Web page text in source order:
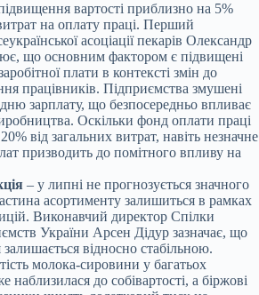
вартості приблизно на 5%
на оплату праці. Перший
асоціації пекарів Олександр
що основним фактором є підвищені
плати в контексті змін до
працівників. Підприємства змушені
зарплату, що безпосередньо впливає
Оскільки фонд оплати праці
від загальних витрат, навіть незначне
призводить до помітного впливу на
– у липні не прогнозується значного
асортименту залишиться в рамках
Виконавчий директор Спілки
України Арсен Дідур зазначає, що
відносно стабільною.
молока-сировини у багатьох
наблизилася до собівартості, а біржові